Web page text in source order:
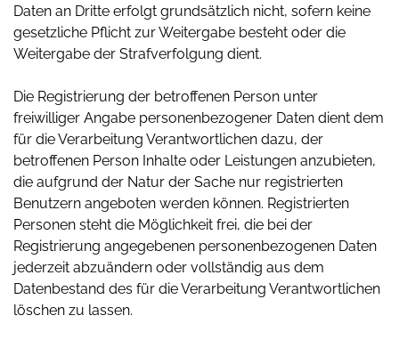
Daten an Dritte erfolgt grundsätzlich nicht, sofern keine
gesetzliche Pflicht zur Weitergabe besteht oder die
Weitergabe der Strafverfolgung dient.
Die Registrierung der betroffenen Person unter
freiwilliger Angabe personenbezogener Daten dient dem
für die Verarbeitung Verantwortlichen dazu, der
betroffenen Person Inhalte oder Leistungen anzubieten,
die aufgrund der Natur der Sache nur registrierten
Benutzern angeboten werden können. Registrierten
Personen steht die Möglichkeit frei, die bei der
Registrierung angegebenen personenbezogenen Daten
jederzeit abzuändern oder vollständig aus dem
Datenbestand des für die Verarbeitung Verantwortlichen
löschen zu lassen.